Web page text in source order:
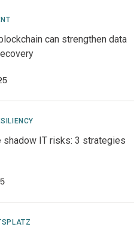
can strengthen data
shadow IT risks: 3 strategies